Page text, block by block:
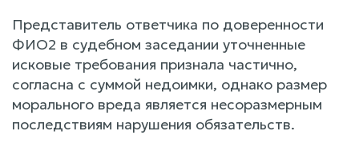
Представитель ответчика по доверенности
ФИО2 в судебном заседании уточненные
исковые требования признала частично,
согласна с суммой недоимки, однако размер
морального вреда является несоразмерным
последствиям нарушения обязательств.